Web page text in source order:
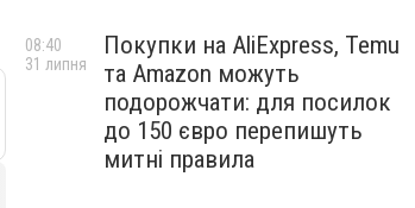
Покупки на AliExpress, Temu
та Amazon можуть
подорожчати: для посилок
до 150 євро перепишуть
митні правила
08:40
31 липня